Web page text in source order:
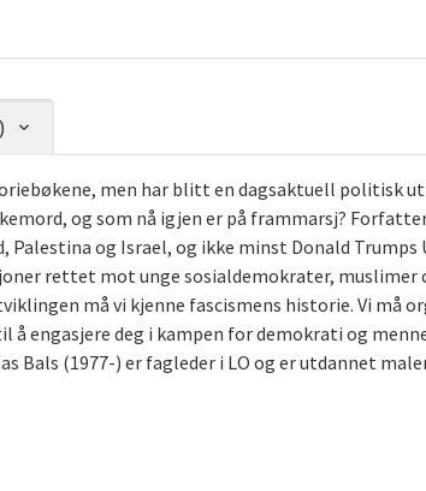
men har blitt en dagsaktuell politisk
og som nå igjen er på frammarsj? Forfatter
Palestina og Israel, og ikke minst Donald
rettet mot unge sosialdemokrater,
må vi kjenne fascismens historie. Vi må
å engasjere deg i kampen for demokrati og
Bals (1977-) er fagleder i LO og er utdannet